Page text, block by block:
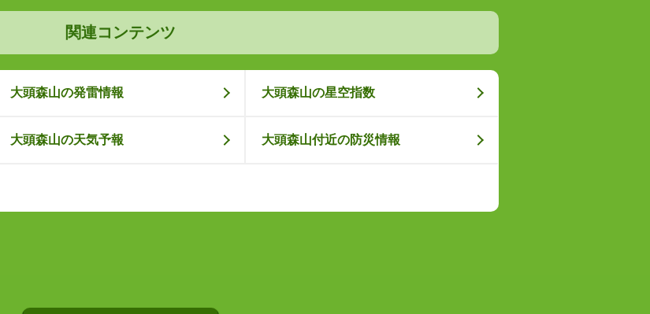
関連コンテンツ
大頭森山の発雷情報 大頭森山の星空指数
大頭森山の天気予報 大頭森山付近の防災情報